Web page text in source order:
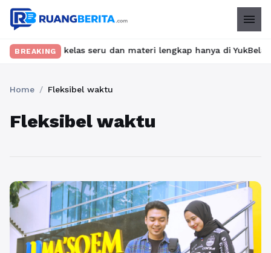
menu
BREAKINGkelas seru dan materi lengkap hanya di
Home / Fleksibel waktu
Fleksibel waktu